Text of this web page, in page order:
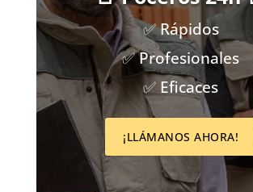
✅ Rápidos
✅ Profesionales
✅ Eficaces
¡LLÁMANOS AHORA!